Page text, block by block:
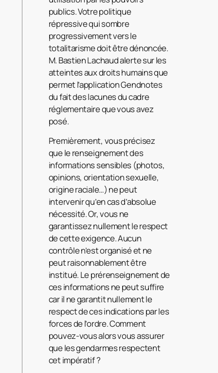
publics. Votre politique
répressive qui sombre
progressivement vers le
totalitarisme doit être dénoncée.
M. Bastien Lachaud alerte sur les
atteintes aux droits humains que
permet l’application Gendnotes
du fait des lacunes du cadre
réglementaire que vous avez
posé.
Premièrement, vous précisez
que le renseignement des
informations sensibles (photos,
opinions, orientation sexuelle,
origine raciale…) ne peut
intervenir qu’en cas d’absolue
nécessité. Or, vous ne
garantissez nullement le respect
de cette exigence. Aucun
contrôle n’est organisé et ne
peut raisonnablement être
institué. Le prérenseignement de
ces informations ne peut suffire
car il ne garantit nullement le
respect de ces indications par les
forces de l’ordre. Comment
pouvez-vous alors vous assurer
que les gendarmes respectent
cet impératif ?